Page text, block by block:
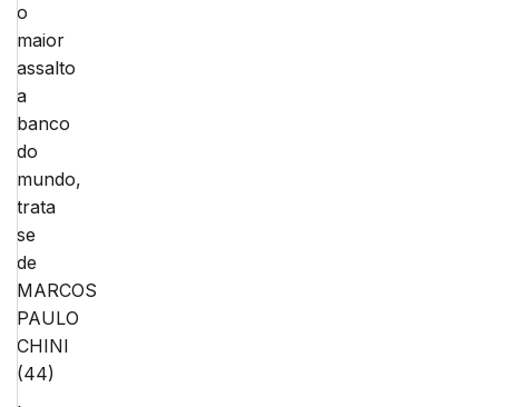
o
maior
assalto
a
banco
do
mundo,
trata
se
de
MARCOS
PAULO
CHINI
(44)
,